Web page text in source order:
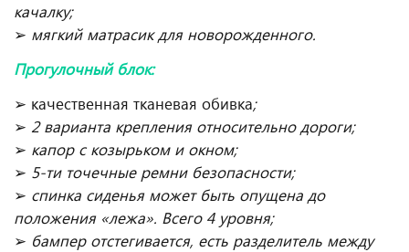
качалку;
➢ мягкий матрасик для новорожденного.
Прогулочный блок:
➢ качественная тканевая обивка;
➢ 2 варианта крепления относительно дороги;
➢ капор с козырьком и окном;
➢ 5-ти точечные ремни безопасности;
➢ спинка сиденья может быть опущена до
положения «лежа». Всего 4 уровня;
➢ бампер отстегивается, есть разделитель между